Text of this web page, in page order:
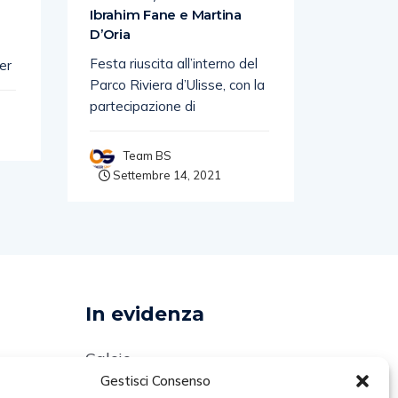
Gestisci Consenso
Ibrahim Fane e Martina
D’Oria
Festa riuscita all’interno del
Parco Riviera d’Ulisse, con la
partecipazione di
Team BS
Settembre 14, 2021
In evidenza
Calcio